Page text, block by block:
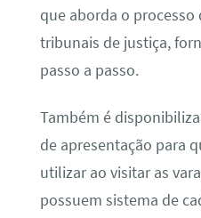
que aborda o processo
tribunais de justiça,
passo a passo.
Também é
de apresentação para
utilizar ao visitar as
possuem sistema de